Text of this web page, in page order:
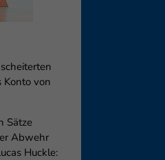
Konto von
Sätze
Abwehr
Huckle: